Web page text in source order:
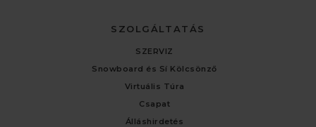
SZOLGÁLTATÁS
SZERVIZ
Snowboard és Sí Kölcsönző
Virtuális Túra
Csapat
Álláshirdetés